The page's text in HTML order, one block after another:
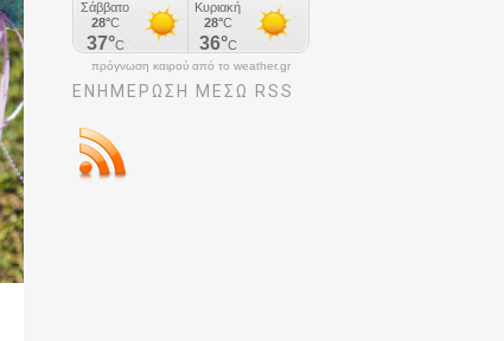
πρόγνωση καιρού από το weather.gr
ΕΝΗΜΈΡΩΣΉ ΜΕΣΩ RSS